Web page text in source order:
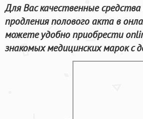
Для Вас качественные
продления полового акта в
можете удобно приобрести
знакомых медицинских марок с